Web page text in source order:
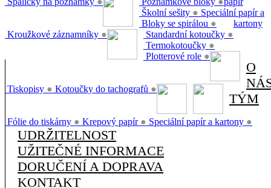
Školní sešity ●
Bloky se spirálou ●
Kroužkové záznamníky ● Standardní kotoučky ●
Termokotoučky ●
Plotterové role ●
Tiskopisy ● Kotoučky do tachografů ●
Speciální papír a
kartony
Fólie do tiskárny ● Krepový papír ● Speciální papír a kartony ●
O
TÝM
UDRŽITELNOST
UŽITEČNÉ INFORMACE
DORUČENÍ A DOPRAVA
KONTAKT